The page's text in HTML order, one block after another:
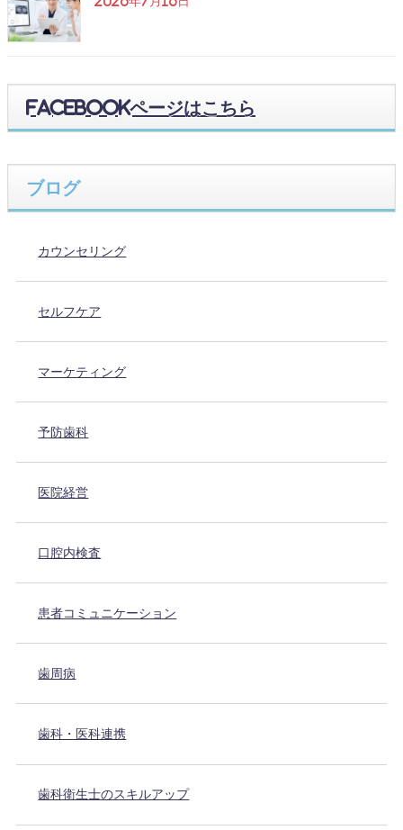
Facebookページはこちら
ブログ
カウンセリング
セルフケア
マーケティング
予防歯科
医院経営
口腔内検査
患者コミュニケーション
歯周病
歯科・医科連携
歯科衛生士のスキルアップ